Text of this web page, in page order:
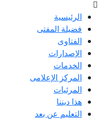
الرئيسية
فضيلة المفتى
الفتاوى
الإصدارات
الخدمات
المركز الإعلامى
المرئيات
هذا ديننا
التعليم عن بعد